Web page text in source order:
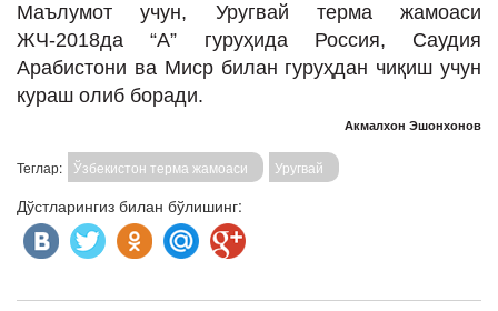
Маълумот учун, Уругвай терма жамоаси
ЖЧ-2018да “А” гуруҳида Россия, Саудия
Арабистони ва Миср билан гуруҳдан чиқиш учун
кураш олиб боради.
Акмалхон Эшонхонов
Теглар: Ўзбекистон терма жамоаси Уругвай
Дўстларингиз билан бўлишинг: